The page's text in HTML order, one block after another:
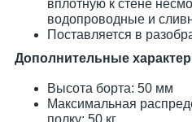
вплотную к стене
водопроводные и
Поставляется в
Дополнительные
Высота борта: 50 мм
Максимальная
полку: 50 кг